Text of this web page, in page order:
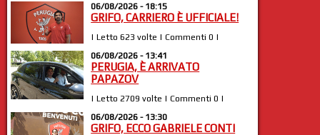
06/08/2026 - 18:15
GRIFO, CARRIERO È UFFICIALE!
| Letto 623 volte | Commenti 0 |
06/08/2026 - 13:41
PERUGIA, È ARRIVATO
PAPAZOV
| Letto 2709 volte | Commenti 0 |
06/08/2026 - 13:30
GRIFO, ECCO GABRIELE CONTI